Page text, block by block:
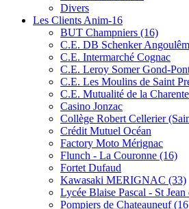
Divers
Les Clients Anim-16
BUT Champniers (16)
C.E. DB Schenker
C.E. Intermarché Cognac
C.E. Leroy Somer Gond-
C.E. Les Moulins de Saint
C.E. Mutualité de la Charente
Casino Jonzac
Collège Robert Cellerier
Crédit Mutuel Océan
Factory Moto Mérignac
Flunch - La Couronne (16)
Fortet Dufaud
Kawasaki MERIGNAC (33)
Lycée Blaise Pascal - St Jean
Pompiers de Chateauneuf